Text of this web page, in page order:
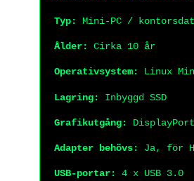
Typ: Mini-PC /
Ålder: Cirka 10 år
Operativsystem: Linux
Lagring: Inbyggd SSD
Grafikutgång: DisplayPort
Adapter behövs: Ja, för
USB-portar: 4 x USB 3.0